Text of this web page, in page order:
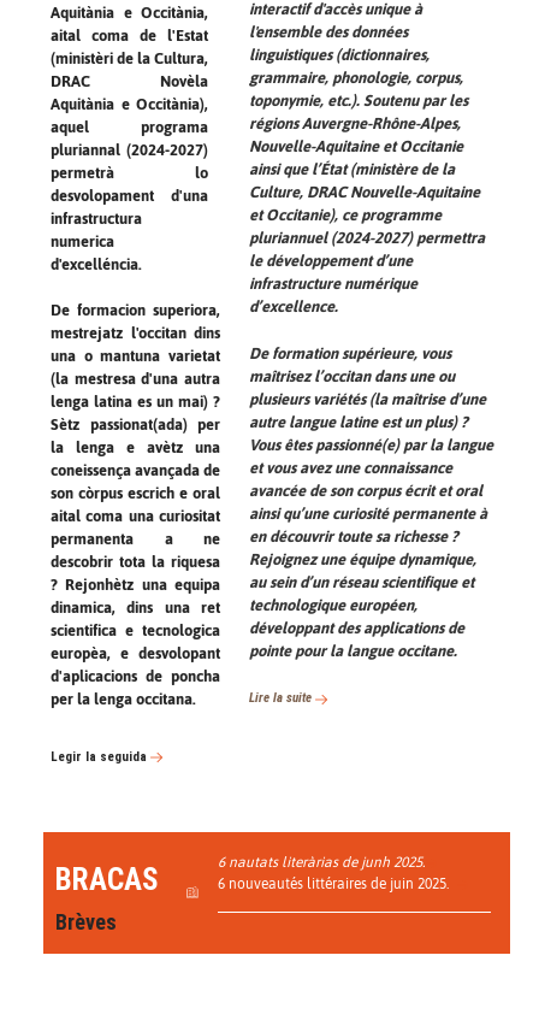
Aquitània e Occitània,
aital coma de l'Estat
(ministèri de la Cultura,
DRAC Novèla
Aquitània e Occitània),
aquel programa
pluriannal (2024-2027)
permetrà lo
desvolopament d'una
infrastructura
numerica
d'excelléncia.
De formacion superiora,
mestrejatz l'occitan dins
una o mantuna varietat
(la mestresa d'una autra
lenga latina es un mai) ?
Sètz passionat(ada) per
la lenga e avètz una
coneissença avançada de
son còrpus escrich e oral
aital coma una curiositat
permanenta a ne
descobrir tota la riquesa
? Rejonhètz una equipa
dinamica, dins una ret
scientifica e tecnologica
europèa, e desvolopant
d'aplicacions de poncha
per la lenga occitana.
Legir la seguida
interactif d'accès unique à
l'ensemble des données
linguistiques (dictionnaires,
grammaire, phonologie, corpus,
toponymie, etc.). Soutenu par les
régions Auvergne-Rhône-Alpes,
Nouvelle-Aquitaine et Occitanie
ainsi que l’État (ministère de la
Culture, DRAC Nouvelle-Aquitaine
et Occitanie), ce programme
pluriannuel (2024-2027) permettra
le développement d’une
infrastructure numérique
d’excellence.
De formation supérieure, vous
maîtrisez l’occitan dans une ou
plusieurs variétés (la maîtrise d’une
autre langue latine est un plus) ?
Vous êtes passionné(e) par la langue
et vous avez une connaissance
avancée de son corpus écrit et oral
ainsi qu’une curiosité permanente à
en découvrir toute sa richesse ?
Rejoignez une équipe dynamique,
au sein d’un réseau scientifique et
technologique européen,
développant des applications de
pointe pour la langue occitane.
Lire la suite
BRACAS
Brèves
6 nautats literàrias de junh 2025.
6 nouveautés littéraires de juin 2025.